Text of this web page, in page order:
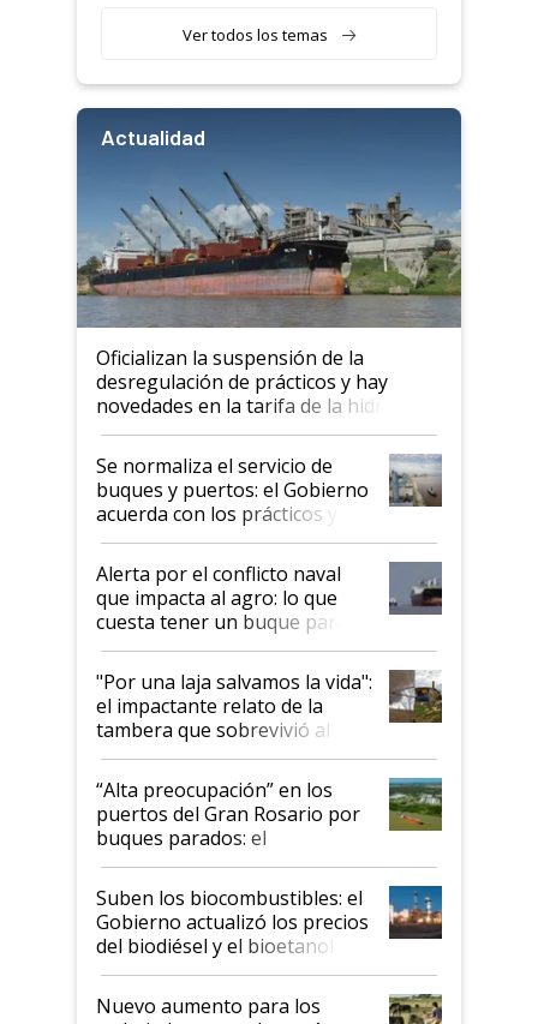
Ver todos los temas
Actualidad
Oficializan la suspensión de la
desregulación de prácticos y hay
novedades en la tarifa de la hidrovía
Se normaliza el servicio de
buques y puertos: el Gobierno
acuerda con los prácticos y
suspende el decreto de
desregulación
Alerta por el conflicto naval
que impacta al agro: lo que
cuesta tener un buque parado
y el peligro de que Argentina
pase a ser "país sucio"
"Por una laja salvamos la vida":
el impactante relato de la
tambera que sobrevivió al
tornado
“Alta preocupación” en los
puertos del Gran Rosario por
buques parados: el
funcionamiento de las
exportadoras en tensión tras
la medida de fuerza de los
prácticos
Suben los biocombustibles: el
Gobierno actualizó los precios
del biodiésel y el bioetanol
Nuevo aumento para los